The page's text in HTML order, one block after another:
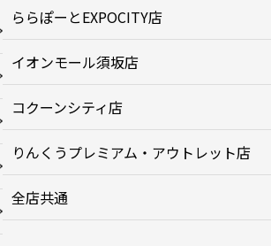
ららぽーとEXPOCITY店
イオンモール須坂店
コクーンシティ店
りんくうプレミアム・アウトレット店
全店共通